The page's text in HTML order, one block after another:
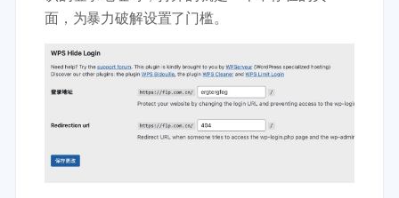
面，为暴力破解设置了门槛。